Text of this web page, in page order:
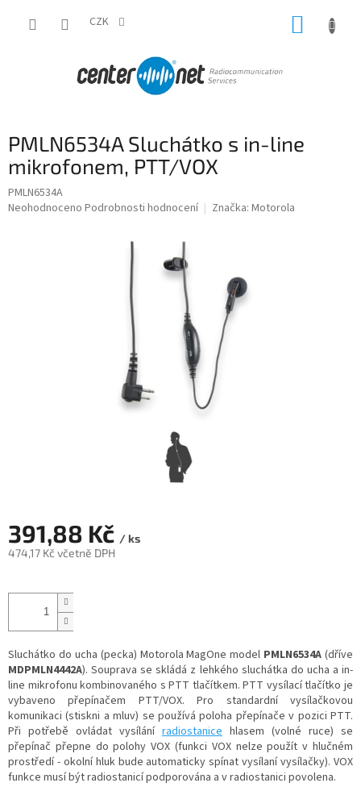
CZK
PMLN6534A Sluchátko s in-line
mikrofonem, PTT/VOX
PMLN6534A
Průměrné
Neohodnoceno Podrobnosti hodnocení Značka: Motorola
391,88 Kč / ks
474,17 Kč včetně DPH
cena:
Sluchátko do ucha (pecka) Motorola MagOne model PMLN6534A (dříve
MDPMLN4442A). Souprava se skládá z lehkého sluchátka do ucha a in-
line mikrofonu kombinovaného s PTT tlačítkem. PTT vysílací tlačítko je
vybaveno přepínačem PTT/VOX. Pro standardní vysílačkovou
komunikaci (stiskni a mluv) se používá poloha přepínače v pozici PTT.
Při potřebě ovládat vysílání radiostanice hlasem (volné ruce) se
přepínač přepne do polohy VOX (funkci VOX nelze použít v hlučném
prostředí - okolní hluk bude automaticky spínat vysílaní vysílačky). VOX
funkce musí být radiostanicí podporována a v radiostanici povolena.